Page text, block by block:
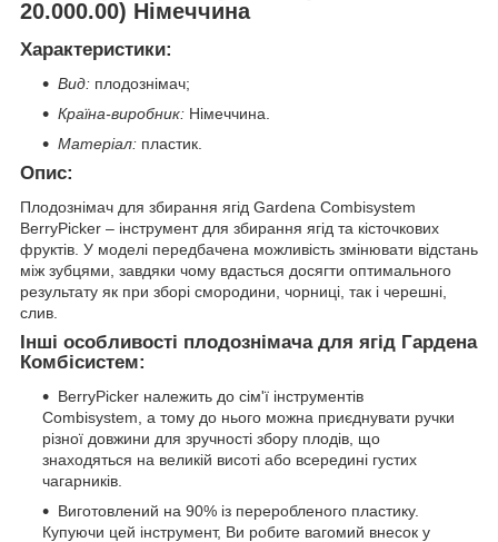
20.000.00) Німеччина
Характеристики:
Вид: плодознімач;
Країна-виробник: Німеччина.
Матеріал: пластик.
Опис:
Плодознімач для збирання ягід Gardena Combisystem
BerryPicker – інструмент для збирання ягід та кісточкових
фруктів. У моделі передбачена можливість змінювати відстань
між зубцями, завдяки чому вдасться досягти оптимального
результату як при зборі смородини, чорниці, так і черешні,
слив.
Інші особливості плодознімача для ягід Гардена
Комбісистем:
BerryPicker належить до сім'ї інструментів
Combisystem, а тому до нього можна приєднувати ручки
різної довжини для зручності збору плодів, що
знаходяться на великій висоті або всередині густих
чагарників.
Виготовлений на 90% із переробленого пластику.
Купуючи цей інструмент, Ви робите вагомий внесок у